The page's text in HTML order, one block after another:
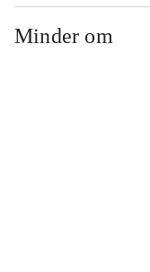
Minder om